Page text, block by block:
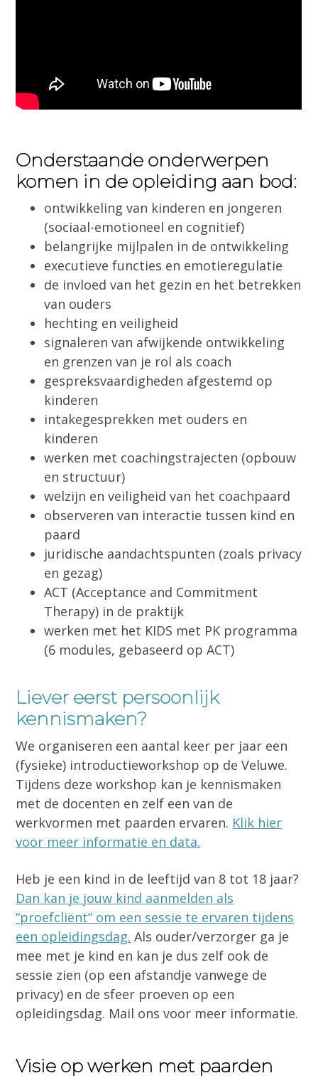
Onderstaande onderwerpen
komen in de opleiding aan bod:
ontwikkeling van kinderen en jongeren
(sociaal-emotioneel en cognitief)
belangrijke mijlpalen in de ontwikkeling
executieve functies en emotieregulatie
de invloed van het gezin en het betrekken
van ouders
hechting en veiligheid
signaleren van afwijkende ontwikkeling
en grenzen van je rol als coach
gespreksvaardigheden afgestemd op
kinderen
intakegesprekken met ouders en
kinderen
werken met coachingstrajecten (opbouw
en structuur)
welzijn en veiligheid van het coachpaard
observeren van interactie tussen kind en
paard
juridische aandachtspunten (zoals privacy
en gezag)
ACT (Acceptance and Commitment
Therapy) in de praktijk
werken met het KIDS met PK programma
(6 modules, gebaseerd op ACT)
Liever eerst persoonlijk
kennismaken?
We organiseren een aantal keer per jaar een
(fysieke) introductieworkshop op de Veluwe.
Tijdens deze workshop kan je kennismaken
met de docenten en zelf een van de
werkvormen met paarden ervaren. Klik hier
voor meer informatie en data.
Heb je een kind in de leeftijd van 8 tot 18 jaar?
Dan kan je jouw kind aanmelden als
“proefcliënt” om een sessie te ervaren tijdens
een opleidingsdag. Als ouder/verzorger ga je
mee met je kind en kan je dus zelf ook de
sessie zien (op een afstandje vanwege de
privacy) en de sfeer proeven op een
opleidingsdag. Mail ons voor meer informatie.
Visie op werken met paarden